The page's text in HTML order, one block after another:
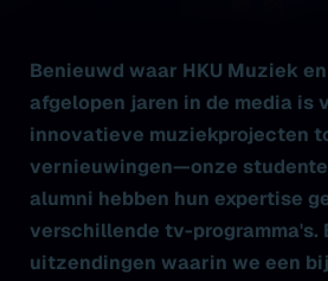
Benieuwd waar HKU Muziek
afgelopen jaren in de media is
innovatieve muziekprojecten
vernieuwingen—onze
alumni hebben hun expertise
verschillende tv-programma's.
uitzendingen waarin we een